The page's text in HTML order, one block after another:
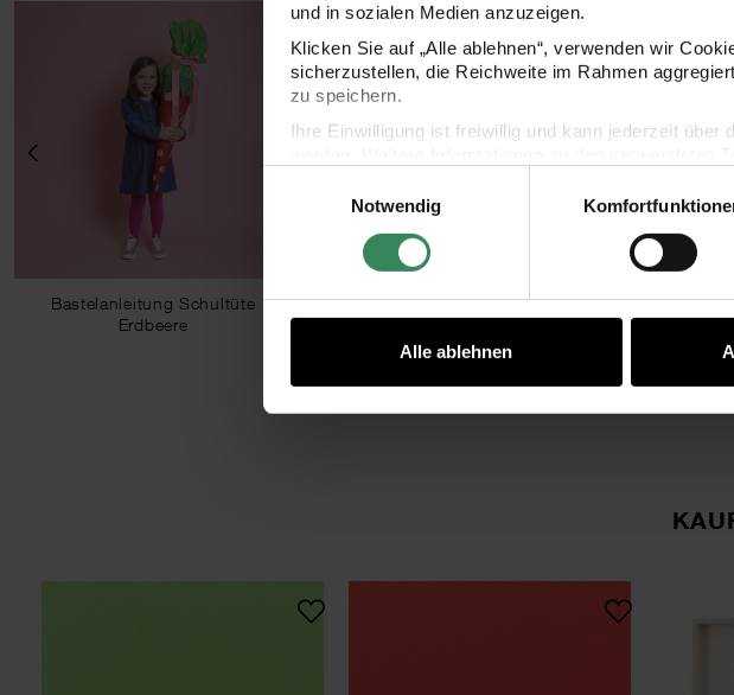
und in sozialen Medien anzuzeigen.
Klicken Sie auf „Alle ablehnen“, verwenden wir
sicherzustellen, die Reichweite im Rahmen
zu speichern.
Ihre Einwilligung ist freiwillig und kann jederzeit über
Impressum
Datenschutz Vertrag widerrufen
Notwendig
Alle ablehnen
Bastelanleitung Schultüte
Erdbeere
Bastelanleitung Monster-Schultüte
für Mädchen